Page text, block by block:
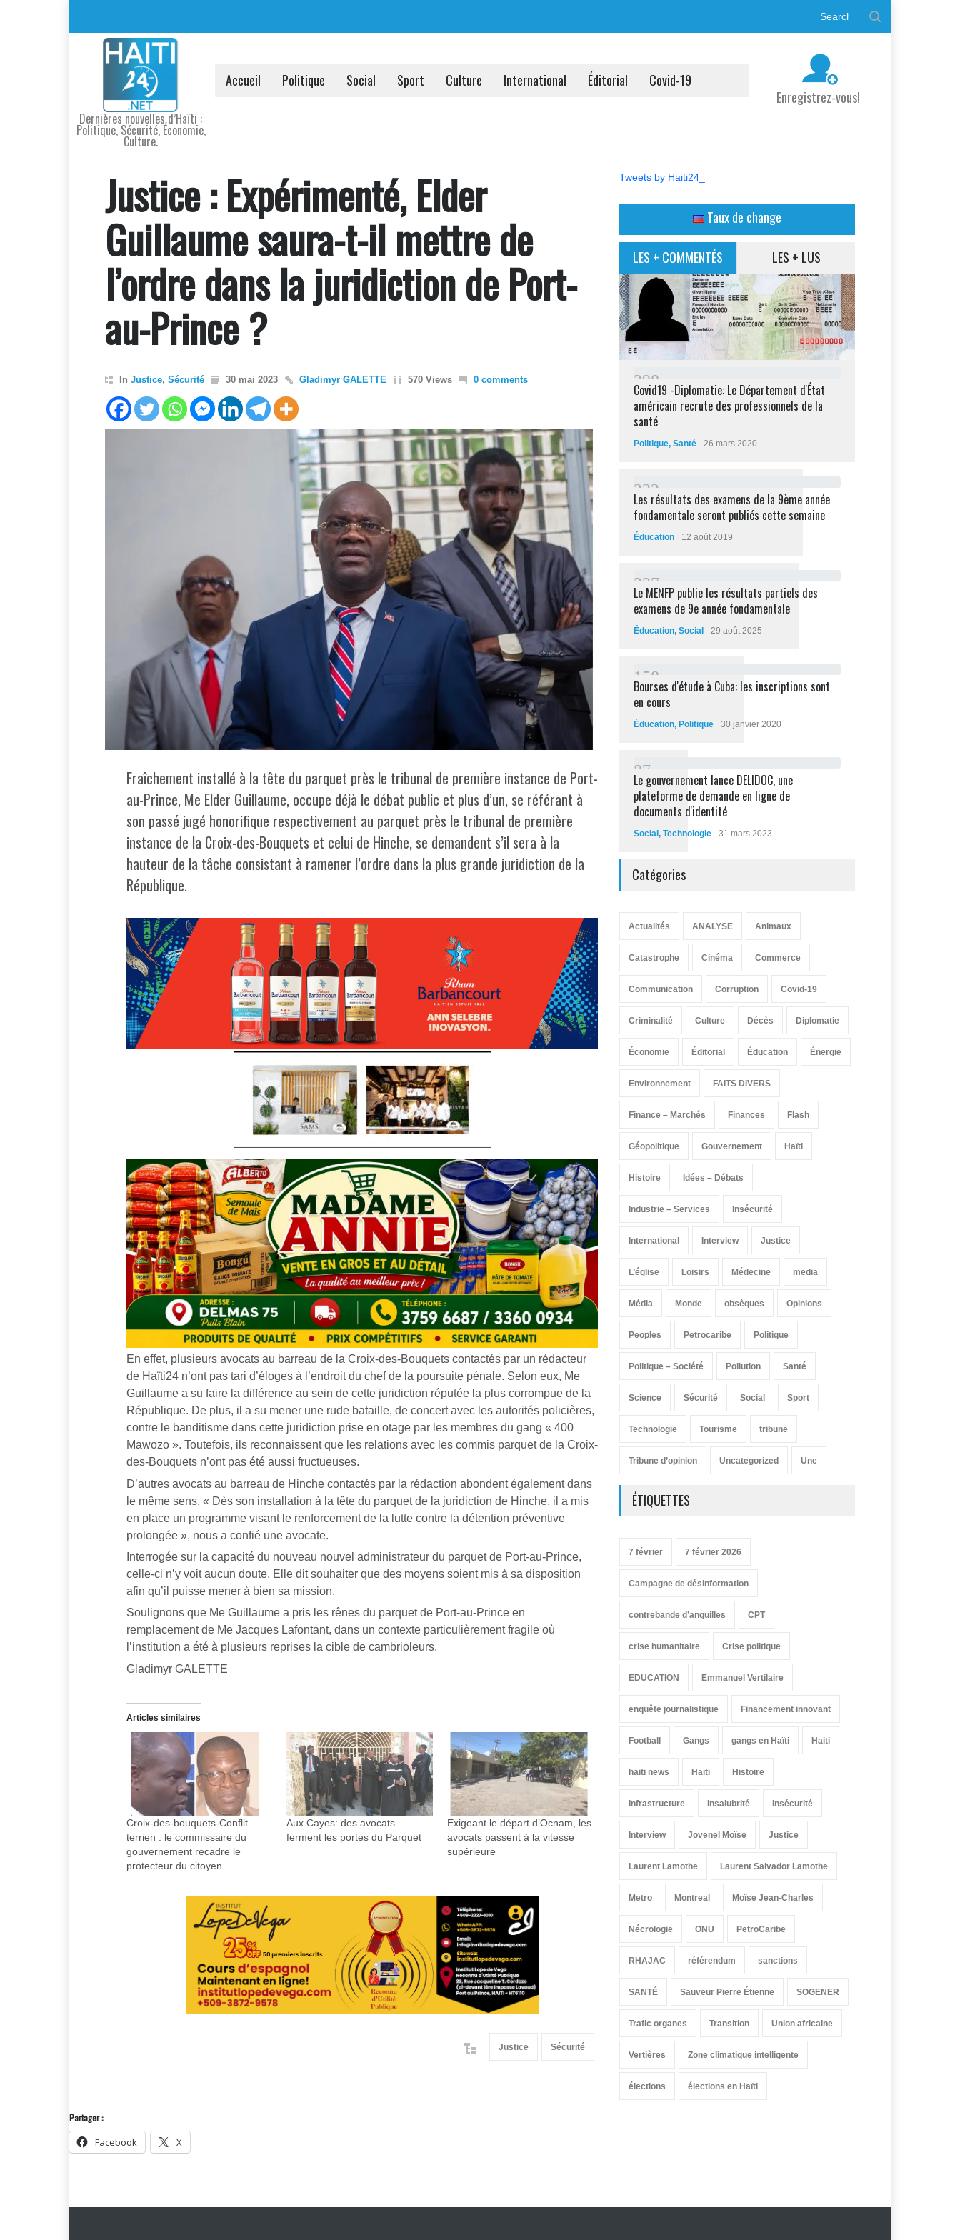
Dernières nouvelles d’Haïti :
Politique, Sécurité, Économie,
Culture.
Accueil Politique Social Sport Culture International Éditorial
Covid-19
Enregistrez-vous!
Justice : Expérimenté, Elder
Guillaume saura-t-il mettre de
l’ordre dans la juridiction de Port-
au-Prince ?
In Justice, Sécurité 30 mai 2023 Gladimyr GALETTE 570 Views 0 comments
Fraîchement installé à la tête du parquet près le tribunal de première instance de Port-
au-Prince, Me Elder Guillaume, occupe déjà le débat public et plus d’un, se référant à
son passé jugé honorifique respectivement au parquet près le tribunal de première
instance de la Croix-des-Bouquets et celui de Hinche, se demandent s’il sera à la
hauteur de la tâche consistant à ramener l’ordre dans la plus grande juridiction de la
République.
En effet, plusieurs avocats au barreau de la Croix-des-Bouquets contactés par un rédacteur
de Haïti24 n’ont pas tari d’éloges à l’endroit du chef de la poursuite pénale. Selon eux, Me
Guillaume a su faire la différence au sein de cette juridiction réputée la plus corrompue de la
République. De plus, il a su mener une rude bataille, de concert avec les autorités policières,
contre le banditisme dans cette juridiction prise en otage par les membres du gang « 400
Mawozo ». Toutefois, ils reconnaissent que les relations avec les commis parquet de la Croix-
des-Bouquets n’ont pas été aussi fructueuses.
D’autres avocats au barreau de Hinche contactés par la rédaction abondent également dans
le même sens. « Dès son installation à la tête du parquet de la juridiction de Hinche, il a mis
en place un programme visant le renforcement de la lutte contre la détention préventive
prolongée », nous a confié une avocate.
Interrogée sur la capacité du nouveau nouvel administrateur du parquet de Port-au-Prince,
celle-ci n’y voit aucun doute. Elle dit souhaiter que des moyens soient mis à sa disposition
afin qu’il puisse mener à bien sa mission.
Soulignons que Me Guillaume a pris les rênes du parquet de Port-au-Prince en
remplacement de Me Jacques Lafontant, dans un contexte particulièrement fragile où
l’institution a été à plusieurs reprises la cible de cambrioleurs.
Gladimyr GALETTE
Articles similaires
Croix-des-bouquets-Conflit
terrien : le commissaire du
gouvernement recadre le
protecteur du citoyen
Aux Cayes: des avocats
ferment les portes du Parquet
Exigeant le départ d’Ocnam, les
avocats passent à la vitesse
supérieure
Justice Sécurité
Tweets by Haiti24_
Taux de change
LES + COMMENTÉS LES + LUS
298
Covid19 -Diplomatie: Le Département d'État
américain recrute des professionnels de la
santé
Politique, Santé 26 mars 2020
232
Les résultats des examens de la 9ème année
fondamentale seront publiés cette semaine
Éducation 12 août 2019
227
Le MENFP publie les résultats partiels des
examens de 9e année fondamentale
Éducation, Social 29 août 2025
1 58
Bourses d'étude à Cuba: les inscriptions sont
en cours
Éducation, Politique 30 janvier 2020
87
Le gouvernement lance DELIDOC, une
plateforme de demande en ligne de
documents d'identité
Social , Technologie 31 mars 2023
Catégories
Actualités ANALYSE Animaux
Catastrophe Cinéma Commerce
Communication Corruption Covid-19
Criminalité Culture Décès Diplomatie
Économie Éditorial Éducation Énergie
Environnement FAITS DIVERS
Finance – Marchés Finances Flash
Géopolitique Gouvernement Haïti
Histoire Idées – Débats
Industrie – Services Insécurité
International Interview Justice
L’église Loisirs Médecine media
Média Monde obsèques Opinions
Peoples Petrocaribe Politique
Politique – Société Pollution Santé
Science Sécurité Social Sport
Technologie Tourisme tribune
Tribune d’opinion Uncategorized Une
ÉTIQUETTES
7 février 7 février 2026
Campagne de désinformation
contrebande d’anguilles CPT
crise humanitaire Crise politique
EDUCATION Emmanuel Vertilaire
enquête journalistique Financement innovant
Football Gangs gangs en Haïti Haiti
haiti news Haïti Histoire
Infrastructure Insalubrité Insécurité
Interview Jovenel Moïse Justice
Laurent Lamothe Laurent Salvador Lamothe
Metro Montreal Moïse Jean-Charles
Nécrologie ONU PetroCaribe
RHAJAC référendum sanctions
SANTÉ Sauveur Pierre Étienne SOGENER
Trafic organes Transition Union africaine
Vertières Zone climatique intelligente
élections élections en Haïti
Partager :
Facebook X